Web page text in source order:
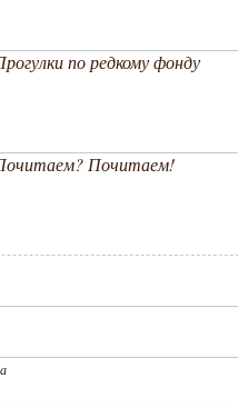
по редкому фонду
Почитаем!